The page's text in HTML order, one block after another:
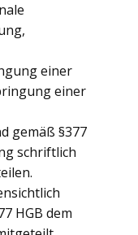
einer
einer
gemäß §377
schriftlich
HGB dem